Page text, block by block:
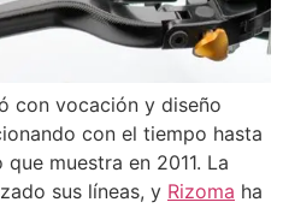
con vocación y diseño
con el tiempo hasta
muestra en 2011. La
sus líneas, y Rizoma ha